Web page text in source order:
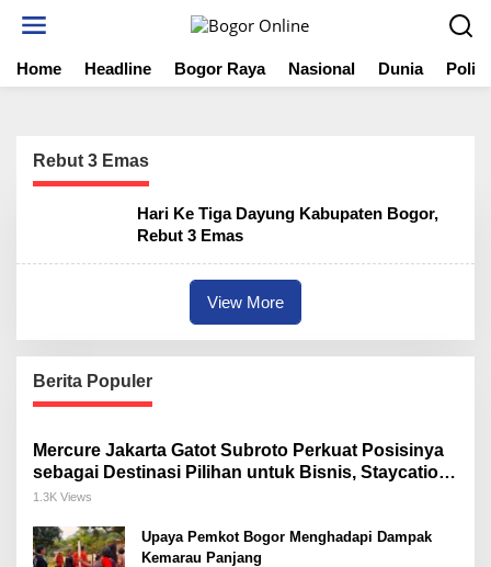
t
Home Headline Bogor Raya Nasional Dunia
Rebut 3 Emas
Hari Ke Tiga Dayung Kabupaten Bogor,
Rebut 3 Emas
View More
Berita Populer
Mercure Jakarta Gatot Subroto Perkuat Posisinya
sebagai Destinasi Pilihan untuk Bisnis, Staycation,
Meeting, dan Kuliner di Jakarta Selatan
1.3K Views
Upaya Pemkot Bogor Menghadapi Dampak
Kemarau Panjang